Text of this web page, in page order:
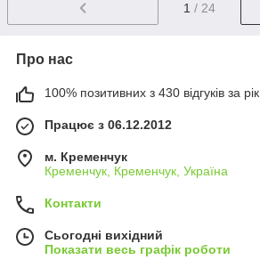
1 / 24
Про нас
100% позитивних з 430 відгуків за рік
Працює з 06.12.2012
м. Кременчук
Кременчук, Кременчук, Україна
Контакти
Сьогодні вихідний
Показати весь графік роботи